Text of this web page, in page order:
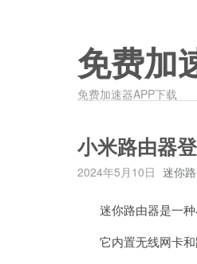
免费加
免费加速器APP下载
小米路由器
2024年5月10日 迷你
迷你路由器是一种
它内置无线网卡和